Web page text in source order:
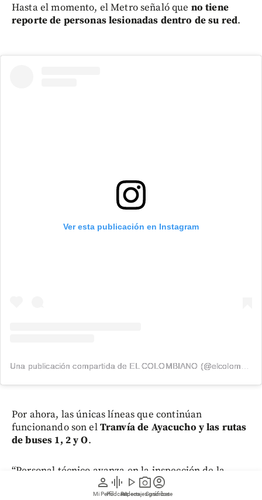
person
Mi Perfil
graphic_eq
Pódcast
play_arrow
Videos
photo_camera
Reportajes gráficos
account_circle
Suscríbete
Hasta el momento, el Metro señaló que no tiene
reporte de personas lesionadas dentro de su red.
Ver esta publicación en Instagram
Por ahora, las únicas líneas que continúan
funcionando son elTranvía de Ayacucho y las rutas
de buses 1, 2 y O.
“Personal técnico avanza en la inspección de la
infraestructura en estaciones, viaducto y pilonas con
el fin de restablecer el servicio comercial”, informó